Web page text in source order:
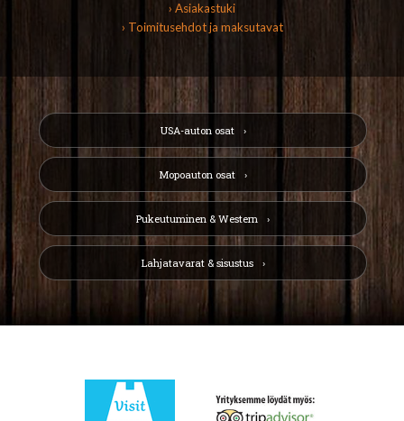
› Asiakastuki
› Toimitusehdot ja maksutavat
USA-auton osat
Mopoauton osat
Pukeutuminen & Western
Lahjatavarat & sisustus